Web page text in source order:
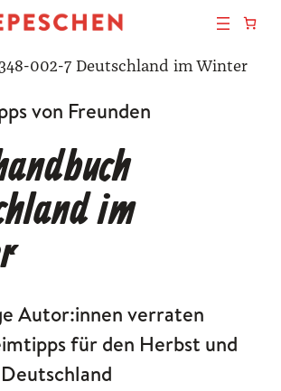
von Freunden
im
Autor:innen verraten
für den Herbst und